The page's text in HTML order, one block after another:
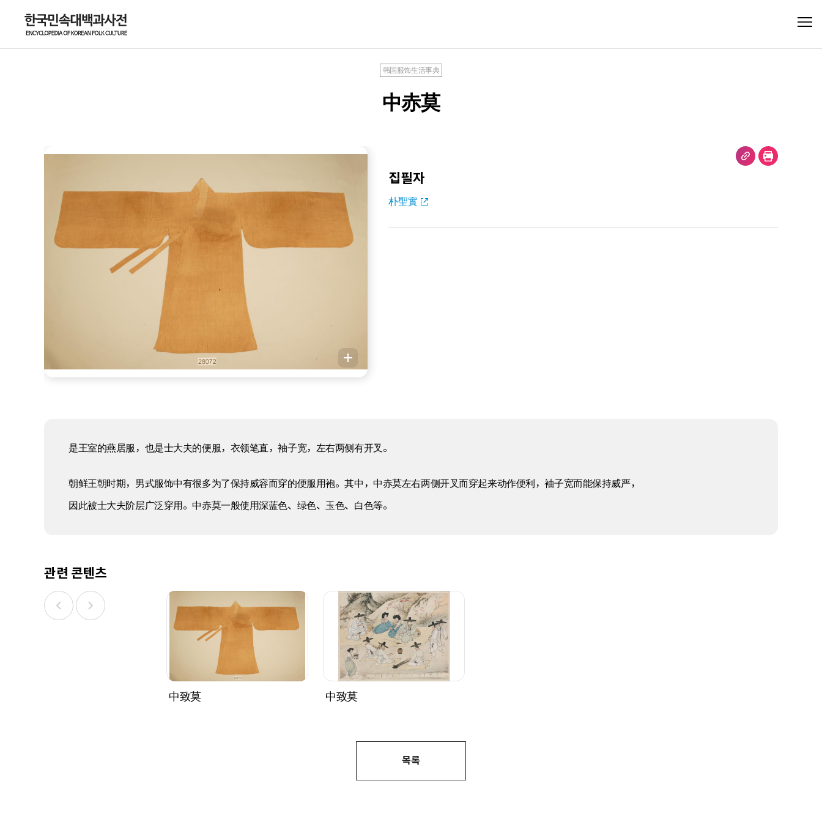
韩国服饰生活事典
中赤莫
집필자
朴聖實
是王室的燕居服，也是士大夫的便服，衣领笔直，袖子宽，左右两侧有开叉。
朝鲜王朝时期，男式服饰中有很多为了保持威容而穿的便服用袍。其中，中赤莫左右两侧开叉而穿起来动作便利，袖子宽而能保持威严，
因此被士大夫阶层广泛穿用。中赤莫一般使用深蓝色、绿色、玉色、白色等。
관련 콘텐츠
中致莫 中致莫
목록